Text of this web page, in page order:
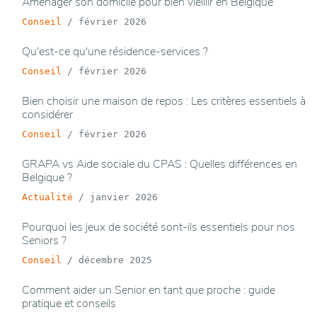
Conseil / février 2026
Qu'est-ce qu'une résidence-services ?
Conseil / février 2026
Bien choisir une maison de repos : Les critères essentiels à
considérer
Conseil / février 2026
GRAPA vs Aide sociale du CPAS : Quelles différences en
Belgique ?
Actualité / janvier 2026
Pourquoi les jeux de société sont-ils essentiels pour nos
Seniors ?
Conseil / décembre 2025
Comment aider un Senior en tant que proche : guide
pratique et conseils